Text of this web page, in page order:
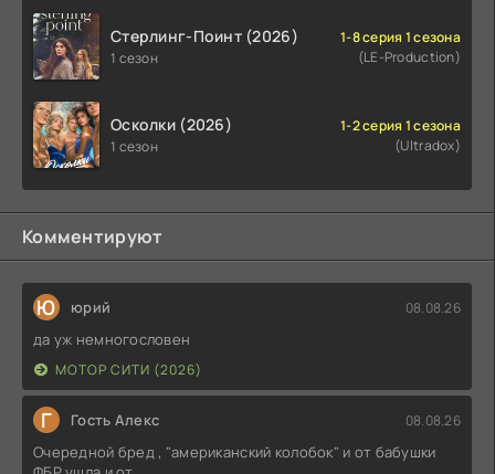
Стерлинг-Поинт (2026)
1 сезон
1-8 серия 1 сезона
(LE-Production)
Осколки (2026)
1 сезон
1-2 серия 1 сезона
(Ultradox)
Комментируют
Ю юрий 08.08.26
да уж немногословен
МОТОР СИТИ (2026)
Г Гость Алекс 08.08.26
Очередной бред , "американский колобок" и от бабушки